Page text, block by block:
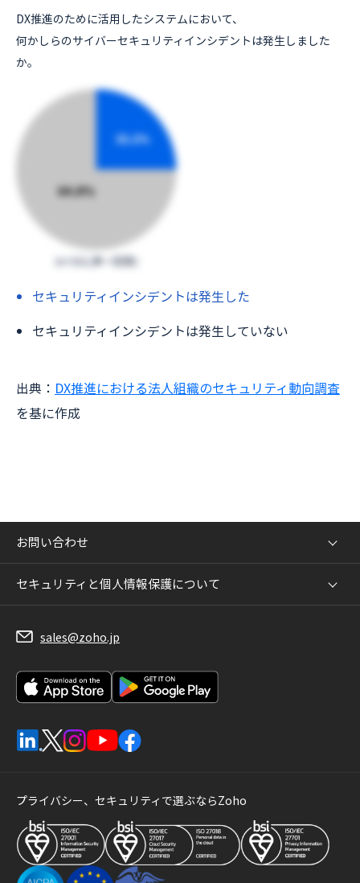
DX推進のために活用したシステムにおいて、
何かしらのサイバーセキュリティインシデントは発生しました
か。
セキュリティインシデントは発生した
セキュリティインシデントは発生していない
出典： DX推進における法人組織のセキュリティ動向調査
を基に作成
お問い合わせ
セキュリティと個人情報保護について
sales@zoho.jp
プライバシー、セキュリティで選ぶならZoho